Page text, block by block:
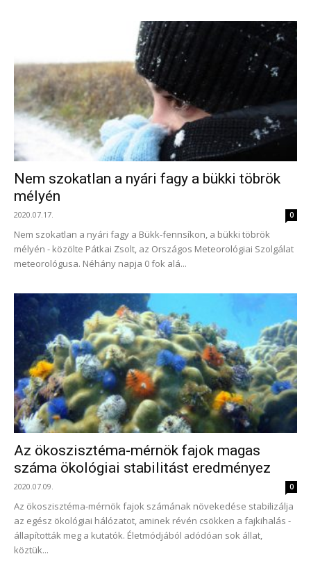
Nem szokatlan a nyári fagy a bükki töbrök
mélyén
2020.07.17. 0
Nem szokatlan a nyári fagy a Bükk-fennsíkon, a bükki töbrök
mélyén - közölte Pátkai Zsolt, az Országos Meteorológiai Szolgálat
meteorológusa. Néhány napja 0 fok alá...
Az ökoszisztéma-mérnök fajok magas
száma ökológiai stabilitást eredményez
2020.07.09. 0
Az ökoszisztéma-mérnök fajok számának növekedése stabilizálja
az egész ökológiai hálózatot, aminek révén csökken a fajkihalás -
állapították meg a kutatók. Életmódjából adódóan sok állat,
köztük...